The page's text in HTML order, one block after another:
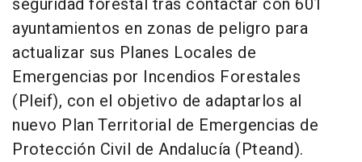
ayuntamientos en zonas de peligro para
actualizar sus Planes Locales de
Emergencias por Incendios Forestales
(Pleif), con el objetivo de adaptarlos al
nuevo Plan Territorial de Emergencias de
Protección Civil de Andalucía (Pteand).